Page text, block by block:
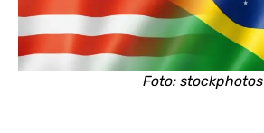
Foto: stockphotos